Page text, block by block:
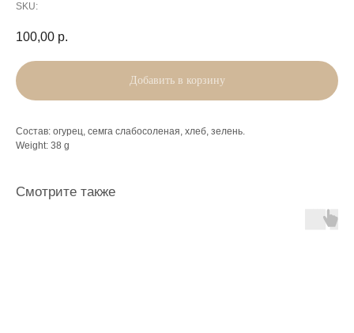
SKU:
100,00 р.
Добавить в корзину
Состав: огурец, семга слабосоленая, хлеб, зелень.
Weight: 38 g
Смотрите также